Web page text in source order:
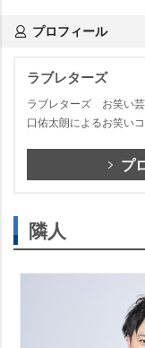
プロフィール
ラブレターズ
ラブレターズ お笑い
口佑太朗によるお笑い
プ
隣人